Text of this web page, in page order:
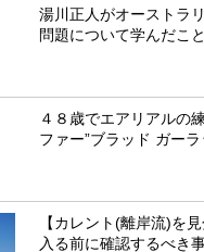
湯川正人がオーストラ
問題について学んだこと
４８歳でエアリアルの
ファー”ブラッド ガーラ
【カレント(離岸流)を
入る前に確認するべき